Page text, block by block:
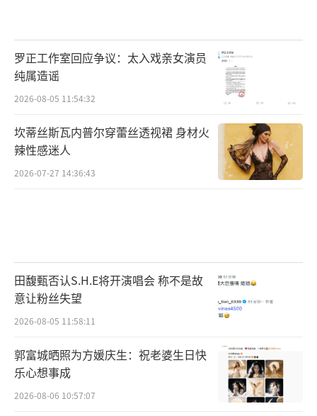
罗正工作室回应争议：太入戏亲女演员
纯属造谣
2026-08-05 11:54:32
坎蒂丝斯瓦内普尔穿蕾丝透视裙 身材火
辣性感迷人
2026-07-27 14:36:43
田馥甄否认S.H.E将开演唱会 称不是故
意让粉丝失望
2026-08-05 11:58:11
郭富城晒照为方媛庆生：祝老婆生日快
乐心想事成
2026-08-06 10:57:07